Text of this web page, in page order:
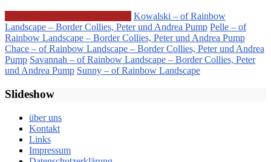
Kowalski – of Rainbow
Landscape – Border Collies, Peter und Andrea Pump Pelle – of
Rainbow Landscape – Border Collies, Peter und Andrea Pump
Chace – of Rainbow Landscape – Border Collies, Peter und Andrea
Pump Savannah – of Rainbow Landscape – Border Collies, Peter
und Andrea Pump Sunny – of Rainbow Landscape
Slideshow
über uns
Kontakt
Links
Impressum